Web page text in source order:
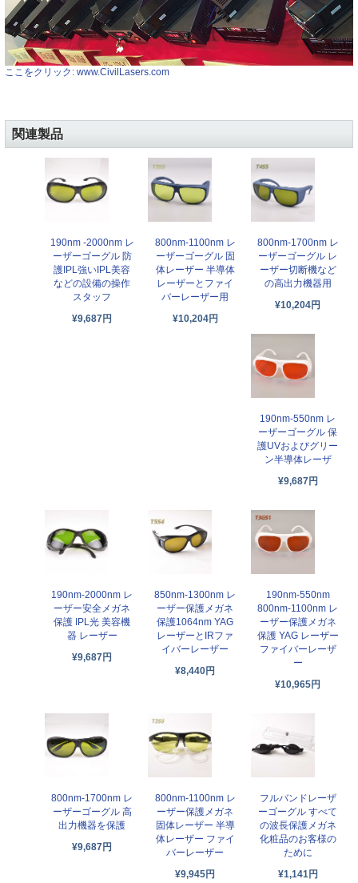
ここをクリック: www.CivilLasers.com
関連製品
190nm -2000nm レ
ーザーゴーグル 防
護IPL強いIPL美容
などの設備の操作
スタッフ
¥9,687円
800nm-1100nm レ
ーザーゴーグル 固
体レーザー 半導体
レーザーとファイ
バーレーザー用
¥10,204円
800nm-1700nm レ
ーザーゴーグル レ
ーザー切断機など
の高出力機器用
¥10,204円
190nm-550nm レ
ーザーゴーグル 保
護UVおよびグリー
ン半導体レーザ
¥9,687円
190nm-2000nm レ
ーザー安全メガネ
保護 IPL光 美容機
器 レーザー
¥9,687円
850nm-1300nm レ
ーザー保護メガネ
保護1064nm YAG
レーザーとIRファ
イバーレーザー
¥8,440円
190nm-550nm
800nm-1100nm レ
ーザー保護メガネ
保護 YAG レーザー
ファイバーレーザ
ー
¥10,965円
800nm-1700nm レ
ーザーゴーグル 高
出力機器を保護
¥9,687円
800nm-1100nm レ
ーザー保護メガネ
固体レーザー 半導
体レーザー ファイ
バーレーザー
¥9,945円
フルバンドレーザ
ーゴーグル すべて
の波長保護メガネ
化粧品のお客様の
ために
¥1,141円